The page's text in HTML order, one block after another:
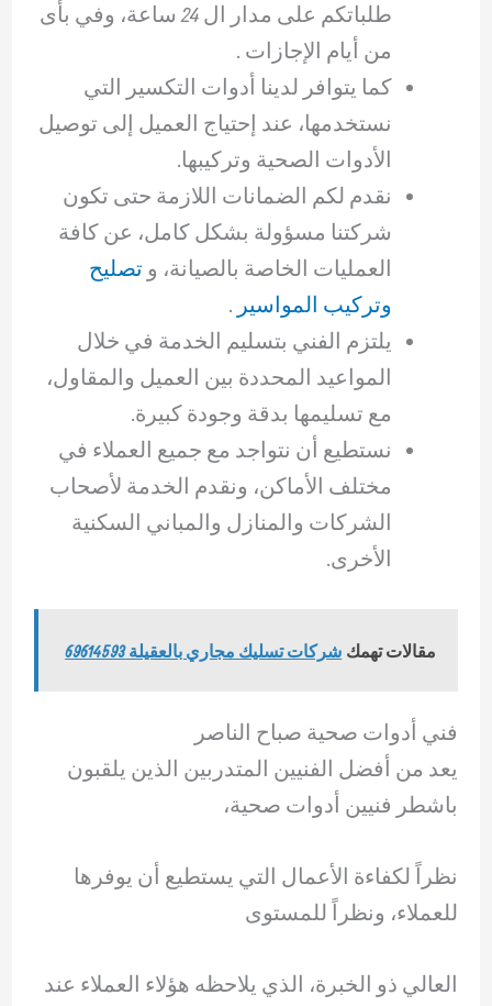
طلباتكم على مدار ال 24 ساعة، وفي بأى
من أيام الإجازات .
كما يتوافر لدينا أدوات التكسير التي
نستخدمها، عند إحتياج العميل إلى توصيل
الأدوات الصحية وتركيبها.
نقدم لكم الضمانات اللازمة حتى تكون
شركتنا مسؤولة بشكل كامل، عن كافة
العمليات الخاصة بالصيانة، و تصليح
وتركيب المواسير .
يلتزم الفني بتسليم الخدمة في خلال
المواعيد المحددة بين العميل والمقاول،
مع تسليمها بدقة وجودة كبيرة.
نستطيع أن نتواجد مع جميع العملاء في
مختلف الأماكن، ونقدم الخدمة لأصحاب
الشركات والمنازل والمباني السكنية
الأخرى.
مقالات تهمك شركات تسليك مجاري بالعقيلة 69614593
فني أدوات صحية صباح الناصر
يعد من أفضل الفنيين المتدربين الذين يلقبون
باشطر فنيين أدوات صحية،
نظراً لكفاءة الأعمال التي يستطيع أن يوفرها
للعملاء، ونظراً للمستوى
العالي ذو الخبرة، الذي يلاحظه هؤلاء العملاء عند